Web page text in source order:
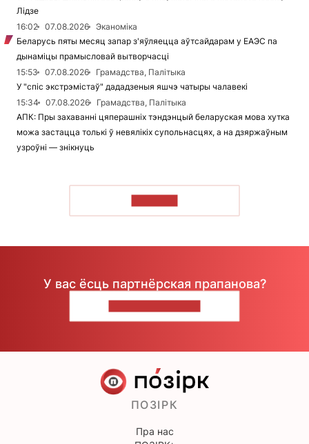
Лідзе
16:02
07.08.2026
Эканоміка
Беларусь пяты месяц запар з'яўляецца аўтсайдарам у ЕАЭС па
дынаміцы прамысловай вытворчасці
15:53
07.08.2026
Грамадства, Палітыка
У "спіс экстрэмістаў" дададзеныя яшчэ чатыры чалавекі
15:34
07.08.2026
Грамадства, Палітыка
АПК: Пры захаванні цяперашніх тэндэнцый беларуская мова хутка
можа застацца толькі ў невялікіх супольнасцях, а на дзяржаўным
узроўні — знікнуць
У вас ёсць партнёрская прапанова?
ПОЗІРК
Пра нас